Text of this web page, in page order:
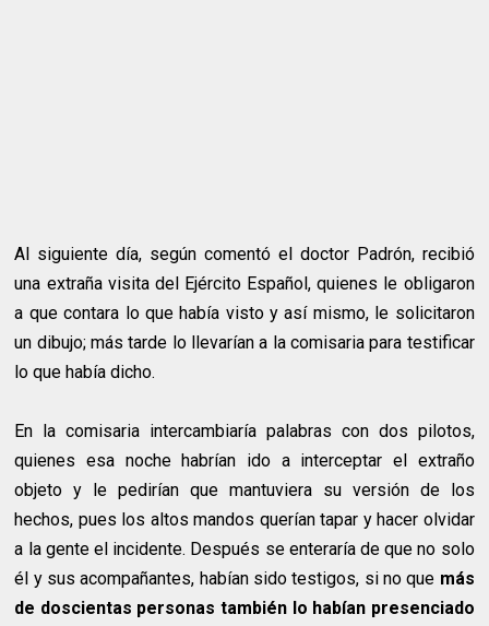
Al siguiente día, según comentó el doctor Padrón, recibió
una extraña visita del Ejército Español, quienes le obligaron
a que contara lo que había visto y así mismo, le solicitaron
un dibujo; más tarde lo llevarían a la comisaria para testificar
lo que había dicho.
En la comisaria intercambiaría palabras con dos pilotos,
quienes esa noche habrían ido a interceptar el extraño
objeto y le pedirían que mantuviera su versión de los
hechos, pues los altos mandos querían tapar y hacer olvidar
a la gente el incidente. Después se enteraría de que no solo
él y sus acompañantes, habían sido testigos, si no que más
de doscientas personas también lo habían presenciado